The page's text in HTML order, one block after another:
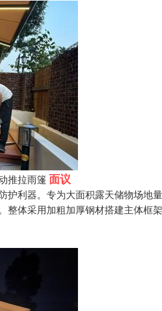
推拉雨篷 面议
护利器。专为大面积露天储物场地
整体采用加粗加厚钢材搭建主体框